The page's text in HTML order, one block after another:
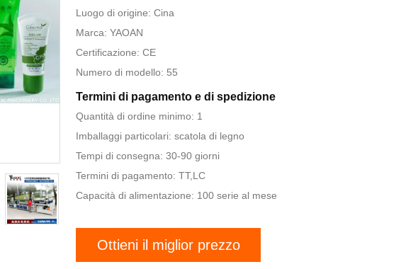
Luogo di origine: Cina
Marca: YAOAN
Certificazione: CE
Numero di modello: 55
Termini di pagamento e di spedizione
Quantità di ordine minimo: 1
Imballaggi particolari: scatola di legno
Tempi di consegna: 30-90 giorni
Termini di pagamento: TT,LC
Capacità di alimentazione: 100 serie al mese
Ottieni il miglior prezzo